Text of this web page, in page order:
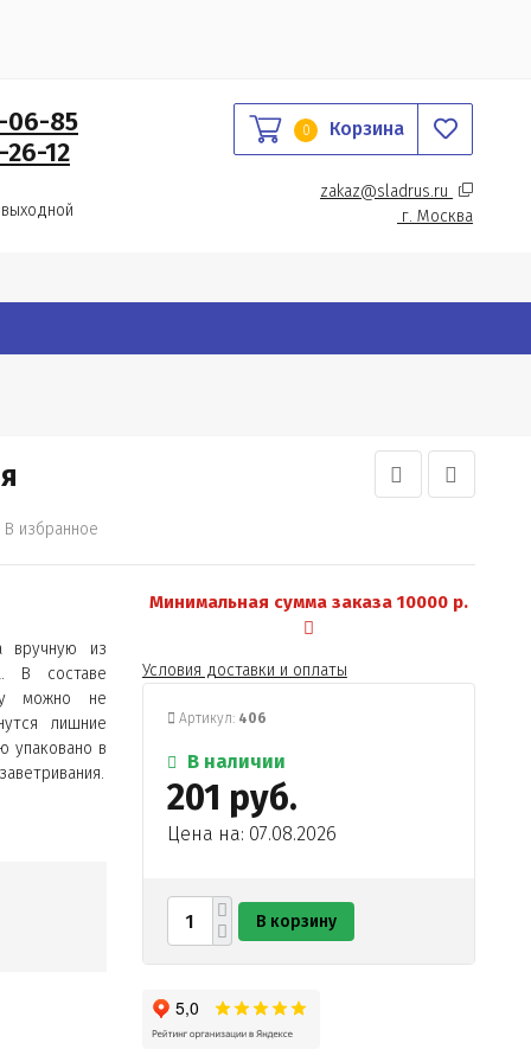
06-85
12
0 Корзина
zakaz@sladrus.ru
г. Москва
В избранное
вручную из
В составе
можно не
лишние
упаковано в
Минимальная сумма заказа 10000 р.
Условия доставки и оплаты
Артикул: 406
В наличии
201 руб.
Цена на: 07.08.2026
В корзину